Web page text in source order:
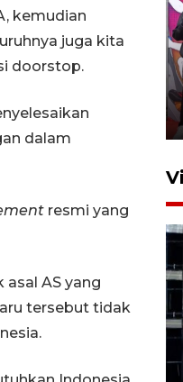
kemudian
juga kita
doorstop.
dalam
resmi yang
AS yang
tersebut tidak
hadiri
Sepak
Merangkul
Lewat